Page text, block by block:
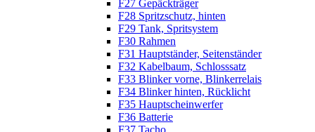
F27 Gepäckträger
F28 Spritzschutz, hinten
F29 Tank, Spritsystem
F30 Rahmen
F31 Hauptständer, Seitenständer
F32 Kabelbaum, Schlosssatz
F33 Blinker vorne, Blinkerrelais
F34 Blinker hinten, Rücklicht
F35 Hauptscheinwerfer
F36 Batterie
F37 Tacho